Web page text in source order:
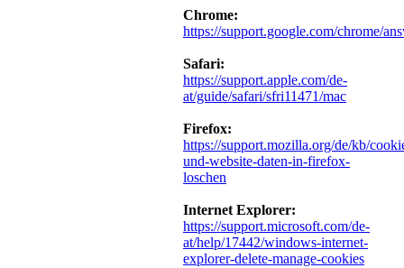
Chrome:
https://support.google.com/chrome/
Safari:
https://support.apple.com/de-
at/guide/safari/sfri11471/mac
Firefox:
https://support.mozilla.org/de/kb/
und-website-daten-in-firefox-
loschen
Internet Explorer:
https://support.microsoft.com/de-
at/help/17442/windows-internet-
explorer-delete-manage-cookies